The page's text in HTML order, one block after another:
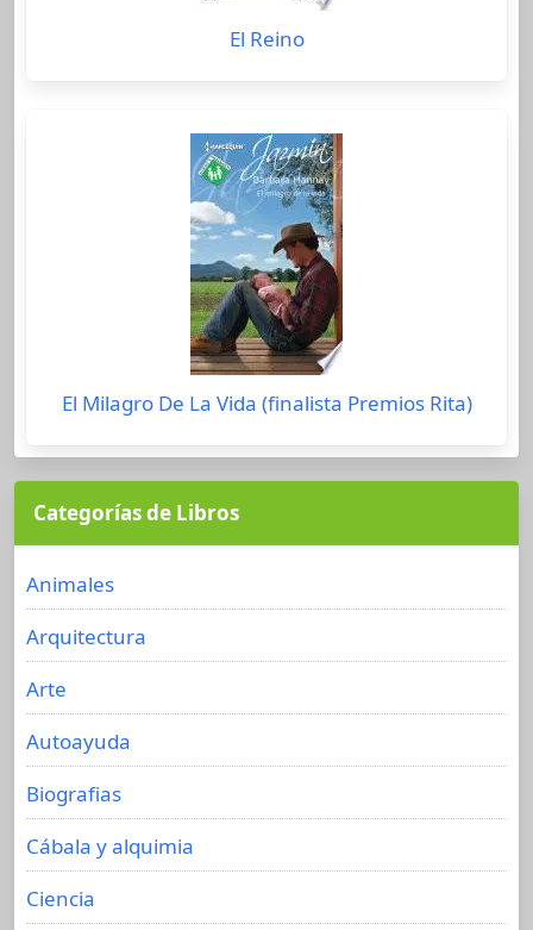
El Reino
El Milagro De La Vida (finalista Premios Rita)
Categorías de Libros
Animales
Arquitectura
Arte
Autoayuda
Biografias
Cábala y alquimia
Ciencia